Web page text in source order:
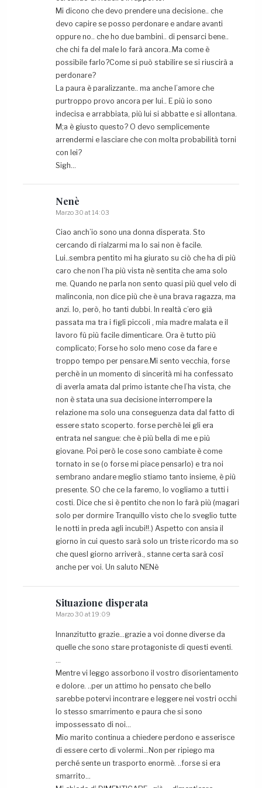
Mi dicono che devo prendere una decisione.. che
devo capire se posso perdonare e andare avanti
oppure no.. che ho due bambini.. di pensarci bene..
che chi fa del male lo farà ancora..Ma come è
possibile farlo?Come si può stabilire se si riuscirà a
perdonare?
La paura è paralizzante.. ma anche l’amore che
purtroppo provo ancora per lui.. E più io sono
indecisa e arrabbiata, più lui si abbatte e si allontana.
M;a è giusto questo? O devo semplicemente
arrendermi e lasciare che con molta probabilità torni
con lei?
Sigh…
Nenè
Marzo 30 at 14:03
Ciao anch’io sono una donna disperata. Sto
cercando di rialzarmi ma lo sai non è facile.
Lui..sembra pentito mi ha giurato su ciò che ha di più
caro che non l’ha più vista nè sentita che ama solo
me. Quando ne parla non sento quasi più quel velo di
malinconia, non dice più che è una brava ragazza, ma
anzi. Io, però, ho tanti dubbi. In realtà c’ero già
passata ma tra i figli piccoli , mia madre malata e il
lavoro fù più facile dimenticare. Ora è tutto più
complicato; Forse ho solo meno cose da fare e
troppo tempo per pensare.Mi sento vecchia, forse
perchè in un momento di sincerità mi ha confessato
di averla amata dal primo istante che l’ha vista, che
non è stata una sua decisione interrompere la
relazione ma solo una conseguenza data dal fatto di
essere stato scoperto. forse perchè lei gli era
entrata nel sangue: che è più bella di me e più
giovane. Poi però le cose sono cambiate è come
tornato in se (o forse mi piace pensarlo) e tra noi
sembrano andare meglio stiamo tanto insieme, è più
presente. SO che ce la faremo, lo vogliamo a tutti i
costi. Dice che si è pentito che non lo farà più (magari
solo per dormire Tranquillo visto che lo sveglio tutte
le notti in preda agli incubi!!.) Aspetto con ansia il
giorno in cui questo sarà solo un triste ricordo ma so
che quesl giorno arriverà., stanne certa sarà così
anche per voi. Un saluto NENè
Situazione disperata
Marzo 30 at 19:09
Innanzitutto grazie…grazie a voi donne diverse da
quelle che sono stare protagoniste di questi eventi.
…
Mentre vi leggo assorbono il vostro disorientamento
e dolore. ..per un attimo ho pensato che bello
sarebbe potervi incontrare e leggere nei vostri occhi
lo stesso smarrimento e paura che si sono
impossessato di noi…
Mio marito continua a chiedere perdono e asserisce
di essere certo di volermi…Non per ripiego ma
perché sente un trasporto enormè. ..forse si era
smarrito…